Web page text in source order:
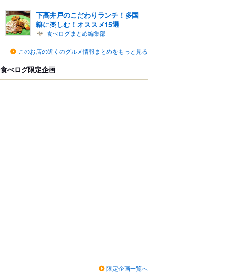
下高井戸のこだわりランチ！多国
籍に楽しむ！オススメ15選
食べログまとめ編集部
このお店の近くのグルメ情報まとめをもっと見る
食べログ限定企画
限定企画一覧へ